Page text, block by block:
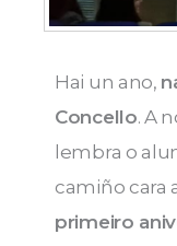
Hai un ano,
Concello. A
lembra o
camiño cara
primeiro